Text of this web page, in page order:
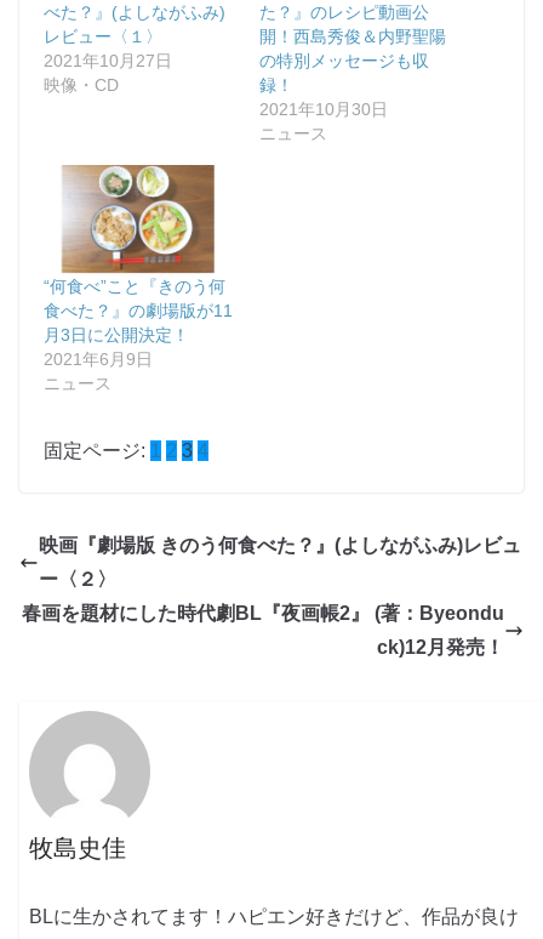
べた？』(よしながふみ)
レビュー〈１〉
2021年10月27日
映像・CD
た？』のレシピ動画公
開！西島秀俊＆内野聖陽
の特別メッセージも収
録！
2021年10月30日
ニュース
“何食べ”こと『きのう何
食べた？』の劇場版が11
月3日に公開決定！
2021年6月9日
ニュース
固定ページ: 1 2 3 4
映画『劇場版 きのう何食べた？』(よしながふみ)レビュ
ー〈２〉
春画を題材にした時代劇BL『夜画帳2』 (著：Byeondu
ck)12月発売！
牧島史佳
BLに生かされてます！ハピエン好きだけど、作品が良け